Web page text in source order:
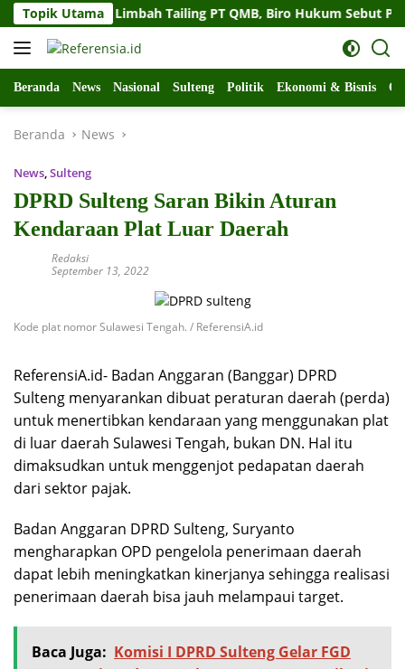
Langsung
ke
konten
Topik Utama
Soal Limbah Tailing PT QMB, Biro Hukum Sebut Pemprov
Beranda News Nasional Sulteng Politik Ekonomi & Bisnis
Beranda News
News,Sulteng
DPRD Sulteng Saran Bikin Aturan
Kendaraan Plat Luar Daerah
Redaksi
September 13, 2022
Kode plat nomor Sulawesi Tengah. / ReferensiA.id
ReferensiA.id- Badan Anggaran (Banggar) DPRD
Sulteng menyarankan dibuat peraturan daerah (perda)
untuk menertibkan kendaraan yang menggunakan plat
di luar daerah Sulawesi Tengah, bukan DN. Hal itu
dimaksudkan untuk menggenjot pedapatan daerah
dari sektor pajak.
Badan Anggaran DPRD Sulteng, Suryanto
mengharapkan OPD pengelola penerimaan daerah
dapat lebih meningkatkan kinerjanya sehingga realisasi
penerimaan daerah bisa jauh melampaui target.
Baca Juga: Komisi I DPRD Sulteng Gelar FGD